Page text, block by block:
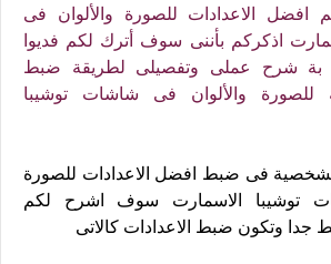
الاعدادات للصورة والألوان فى
اذكركم بأننى سوف أترك لكم فديوا
بة شرح عملى وتفصيلى لطريقة ضبط
للصورة والألوان فى شاشات توشيبا
فى ضبط افضل الاعدادات للصورة
توشيبا الاسمارت سوف اشرح لكم
وتكون ضبط الاعدادات كالاتى